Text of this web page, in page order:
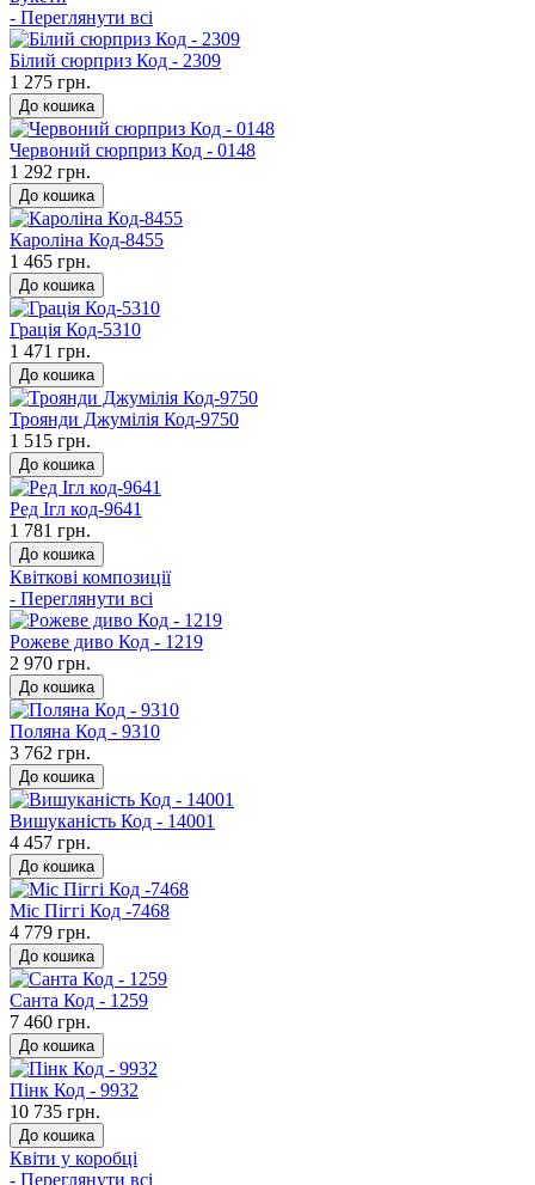
- Переглянути всі
Білий сюрприз Код - 2309
1 275 грн.
До кошика
Червоний сюрприз Код - 0148
1 292 грн.
До кошика
Кароліна Код-8455
1 465 грн.
До кошика
Грація Код-5310
1 471 грн.
До кошика
Троянди Джумілія Код-9750
1 515 грн.
До кошика
Ред Ігл код-9641
1 781 грн.
До кошика
Квіткові композиції
- Переглянути всі
Рожеве диво Код - 1219
2 970 грн.
До кошика
Поляна Код - 9310
3 762 грн.
До кошика
Вишуканість Код - 14001
4 457 грн.
До кошика
Міс Піггі Код -7468
4 779 грн.
До кошика
Санта Код - 1259
7 460 грн.
До кошика
Пінк Код - 9932
10 735 грн.
До кошика
Квіти у коробці
- Переглянути всі